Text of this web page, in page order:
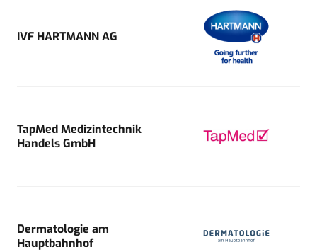
IVF HARTMANN AG
TapMed Medizintechnik
Handels GmbH
Dermatologie am
Hauptbahnhof